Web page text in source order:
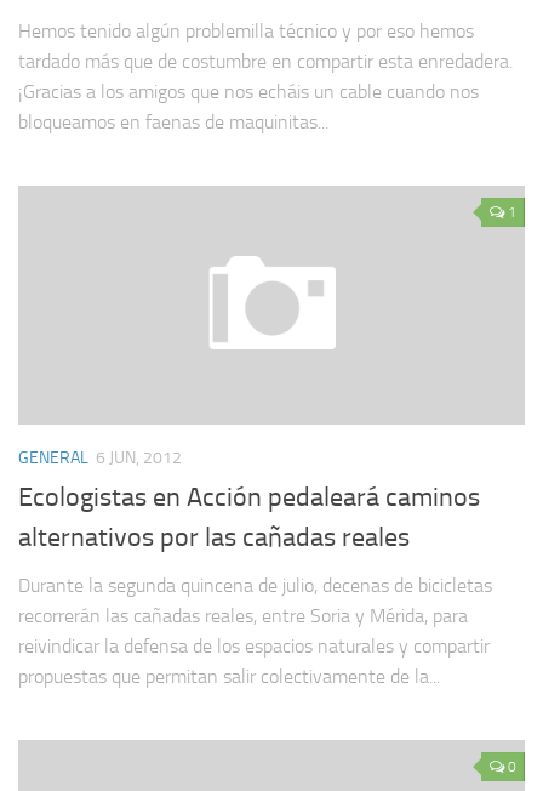
Hemos tenido algún problemilla técnico y por eso hemos
tardado más que de costumbre en compartir esta enredadera.
¡Gracias a los amigos que nos echáis un cable cuando nos
bloqueamos en faenas de maquinitas...
1
GENERAL 6 JUN, 2012
Ecologistas en Acción pedaleará caminos
alternativos por las cañadas reales
Durante la segunda quincena de julio, decenas de bicicletas
recorrerán las cañadas reales, entre Soria y Mérida, para
reivindicar la defensa de los espacios naturales y compartir
propuestas que permitan salir colectivamente de la...
0